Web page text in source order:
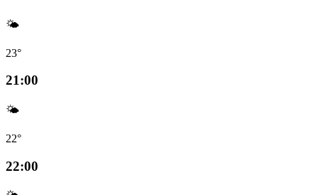
🌤️
23°
21:00
🌤️
22°
22:00